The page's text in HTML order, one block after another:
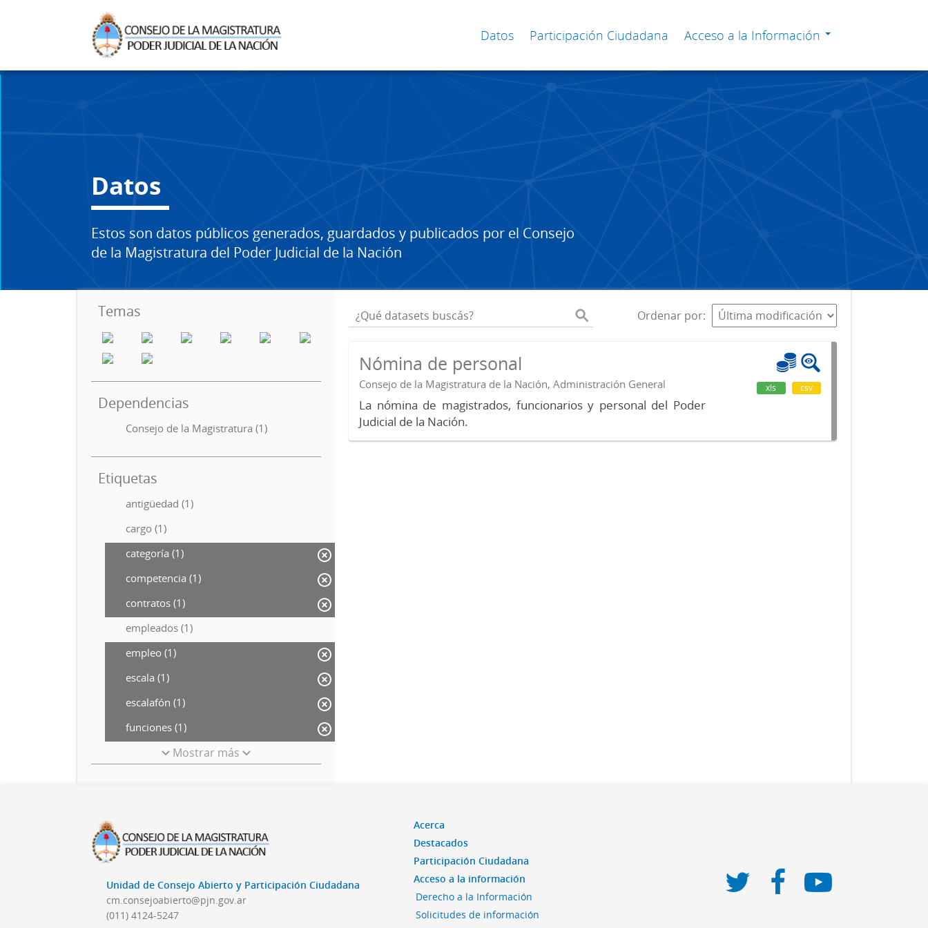
Datos Participación Ciudadana Acceso a la Información
Datos
Estos son datos públicos generados, guardados y publicados por el Consejo
de la Magistratura del Poder Judicial de la Nación
Temas
Dependencias
Consejo de la Magistratura (1)
Etiquetas
antigüedad (1)
cargo (1)
categoría (1)
competencia (1)
contratos (1)
empleados (1)
empleo (1)
escala (1)
escalafón (1)
funciones (1)
Mostrar más
Ordenar por
Nómina de personal
Consejo de la Magistratura de la Nación, Administración General
La nómina de magistrados, funcionarios y personal del Poder
Judicial de la Nación.
xls csv
Unidad de Consejo Abierto y Participación Ciudadana
cm.consejoabierto@pjn.gov.ar
(011) 4124-5247
Acerca
Destacados
Participación Ciudadana
Acceso a la información
Derecho a la Información
Solicitudes de información